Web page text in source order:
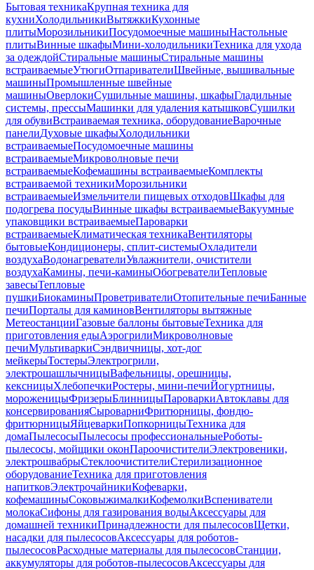
Бытовая техникаКрупная техника для
кухниХолодильникиВытяжкиКухонные
плитыМорозильникиПосудомоечные машиныНастольные
плитыВинные шкафыМини-холодильникиТехника для ухода
за одеждойСтиральные машиныСтиральные машины
встраиваемыеУтюгиОтпаривателиШвейные, вышивальные
машиныПромышленные швейные
машиныОверлокиСушильные машины, шкафыГладильные
системы, прессыМашинки для удаления катышковСушилки
для обувиВстраиваемая техника, оборудованиеВарочные
панелиДуховые шкафыХолодильники
встраиваемыеПосудомоечные машины
встраиваемыеМикроволновые печи
встраиваемыеКофемашины встраиваемыеКомплекты
встраиваемой техникиМорозильники
встраиваемыеИзмельчители пищевых отходовШкафы для
подогрева посудыВинные шкафы встраиваемыеВакуумные
упаковщики встраиваемыеПароварки
встраиваемыеКлиматическая техникаВентиляторы
бытовыеКондиционеры, сплит-системыОхладители
воздухаВодонагревателиУвлажнители, очистители
воздухаКамины, печи-каминыОбогревателиТепловые
завесыТепловые
пушкиБиокаминыПроветривателиОтопительные печиБанные
печиПорталы для каминовВентиляторы вытяжные
МетеостанцииГазовые баллоны бытовыеТехника для
приготовления едыАэрогрилиМикроволновые
печиМультиваркиСэндвичницы, хот-дог
мейкерыТостерыЭлектрогрили,
электрошашлычницыВафельницы, орешницы,
кексницыХлебопечкиРостеры, мини-печиЙогуртницы,
мороженицыФризерыБлинницыПароваркиАвтоклавы для
консервированияСыроварниФритюрницы, фондю-
фритюрницыЯйцеваркиПопкорницыТехника для
домаПылесосыПылесосы профессиональныеРоботы-
пылесосы, мойщики оконПароочистителиЭлектровеники,
электрошвабрыСтеклоочистителиСтерилизационное
оборудованиеТехника для приготовления
напитковЭлектрочайникиКофеварки,
кофемашиныСоковыжималкиКофемолкиВспениватели
молокаСифоны для газирования водыАксессуары для
домашней техникиПринадлежности для пылесосовЩетки,
насадки для пылесосовАксессуары для роботов-
пылесосовРасходные материалы для пылесосовСтанции,
аккумуляторы для роботов-пылесосовАксессуары для